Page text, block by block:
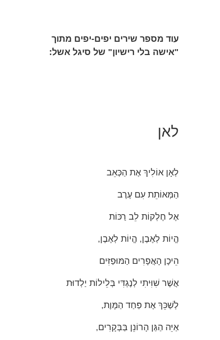
עוד מספר שירים יפים-יפים מתוך
"אישה בלי רישיון" של סיגל אשל:
לאן
לְאָן אוֹלִיךְ אֶת הַכְּאֵב
הַמְּאוֹתֵת עִם עֶרֶב
אֶל חֶלְקוֹת לֵב רַכּוֹת
הֱיוֹת לְאֶבֶן, הֱיוֹת לְאֶבֶן,
הֵיכָן הָאֲפָרִים הַמּוּפַזִּים
אֲשֶׁר שִׁוִּיתִי לְנֶגְדִּי בְּלֵילוֹת יַלְדוּת
לְשַׁכֵּךְ אֶת פַּחַד הַמָּוֶת,
אַיֵּה הַגַּן הָרוֹנֵן בַּבְּקָרִים,